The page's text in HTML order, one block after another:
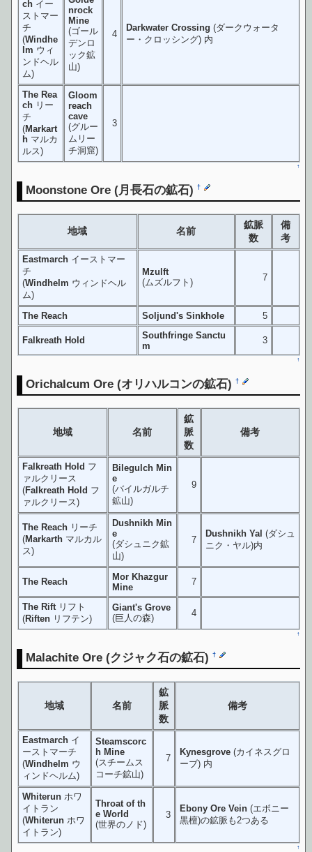
chイー
ストマー
チ
(Windhe
lm ウィ
ンドヘル
ム)
nrock
Mine
(ゴール
デンロ
ック鉱
山)
4
Darkwater Crossing (ダークウォータ
ー・クロッシング) 内
The Rea
chリー
チ
(Markart
hマルカ
ルス)
Gloom
reach
cave
(グルー
ムリー
チ洞窟)
3
↑
Moonstone Ore (月長石の鉱石)†
地域 名前
鉱脈
数
備
考
Eastmarchイーストマー
チ
(Windhelm ウィンドヘル
ム)
Mzulft
(ムズルフト)
7
The Reach Soljund's Sinkhole 5
Falkreath Hold
Southfringe Sanctu
m
3
↑
Orichalcum Ore (オリハルコンの鉱石)†
地域 名前
鉱
脈
数
備考
Falkreath Hold フ
ァルクリース
(Falkreath Hold フ
ァルクリース)
Bilegulch Min
e
(バイルガルチ
鉱山)
9
The Reachリーチ
(Markarthマルカル
ス)
Dushnikh Min
e
(ダシュニク鉱
山)
7
Dushnikh Yal (ダシュ
ニク・ヤル)内
The Reach
Mor Khazgur
Mine
7
The Riftリフト
(Riftenリフテン)
Giant's Grove
(巨人の森)
4
↑
Malachite Ore (クジャク石の鉱石)†
地域 名前
鉱
脈
数
備考
Eastmarchイ
ーストマーチ
(Windhelm ウ
ィンドヘルム)
Steamscorc
h Mine
(スチームス
コーチ鉱山)
7
Kynesgrove(カイネスグロ
ーブ) 内
Whiterunホワ
イトラン
(Whiterunホワ
イトラン)
Throat of th
e World
(世界のノド)
3
Ebony Ore Vein(エボニー
黒檀)の鉱脈も2つある
↑